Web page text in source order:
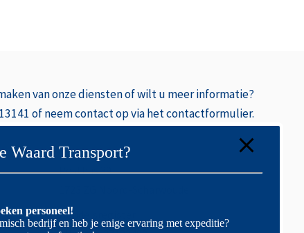
van onze diensten of wilt u meer informatie?
of neem contact op via het contactformulier.
Postbus 39
Handelsregister
Waard Transport?
personeel!
bedrijf en heb je enige ervaring met expeditie?